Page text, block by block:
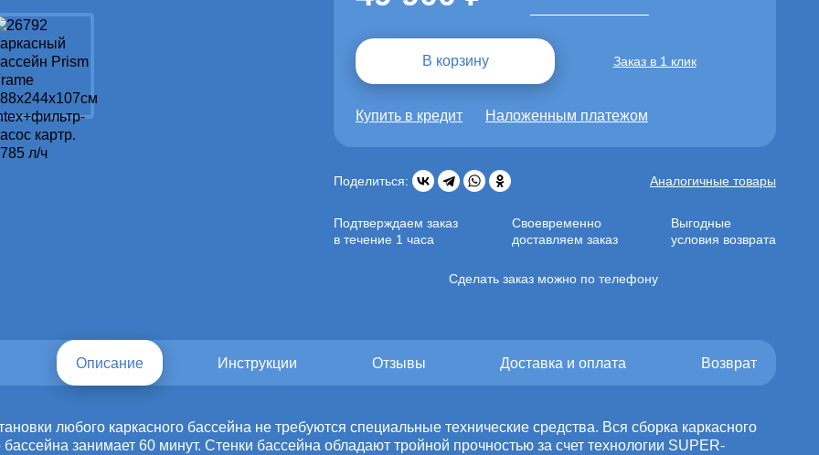
В корзину Заказ в 1 клик
Купить в кредит Наложенным платежом
Поделиться: Аналогичные товары
Подтверждаем заказ
в течение 1 часа
Своевременно
доставляем заказ
Выгодные
условия возврата
Сделать заказ можно по телефону
Описание Инструкции Отзывы Доставка и оплата Возврат
любого каркасного бассейна не требуются специальные технические средства. Вся сборка каркасного
бассейна занимает 60 минут. Стенки бассейна обладают тройной прочностью за счет технологии SUPER-